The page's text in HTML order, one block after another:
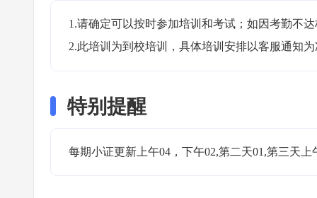
1.请确定可以按时参加培训和考试；如因考勤不
2.此培训为到校培训，具体培训安排以客服通知
特别提醒
每期小证更新上午04，下午02,第二天01,第三天